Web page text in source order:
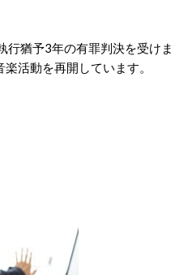
行猶予3年の有罪判決を受けま
活動を再開しています。